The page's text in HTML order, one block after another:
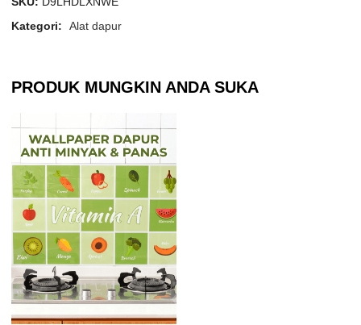
Kategori:
Alat dapur
PRODUK MUNGKIN ANDA SUKA